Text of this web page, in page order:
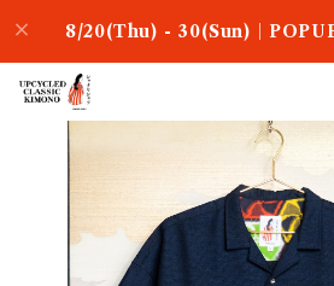
8/20(Thu) - 30(Sun)｜